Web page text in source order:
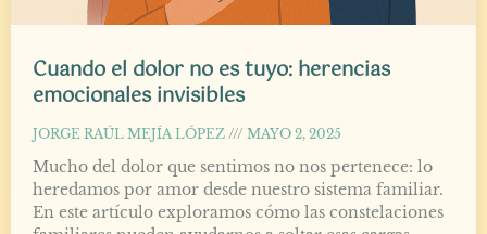
Cuando el dolor no es tuyo: herencias
emocionales invisibles
JORGE RAÚL MEJÍA LÓPEZ MAYO 2, 2025
Mucho del dolor que sentimos no nos pertenece: lo
heredamos por amor desde nuestro sistema familiar.
En este artículo exploramos cómo las constelaciones